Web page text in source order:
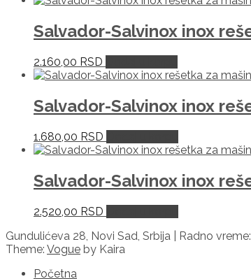
Salvador-Salvinox inox
2.160,00 RSD
Salvador-Salvinox inox
1.680,00 RSD
Salvador-Salvinox inox
2.520,00 RSD
Gundulićeva 28, Novi Sad, Srbija | Radno
Theme: Vogue by Kaira
Početna